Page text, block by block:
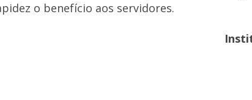
o benefício aos servidores.